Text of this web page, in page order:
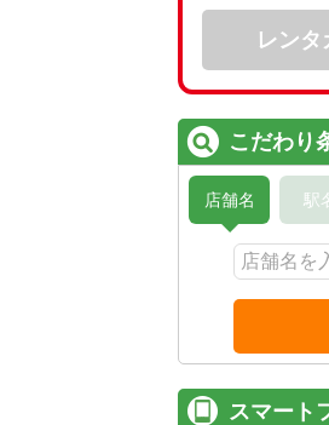
レンタ
こだわり
店舗名 駅
スマート